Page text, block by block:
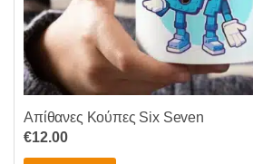
Απίθανες Κούπες Six Seven
€12.00